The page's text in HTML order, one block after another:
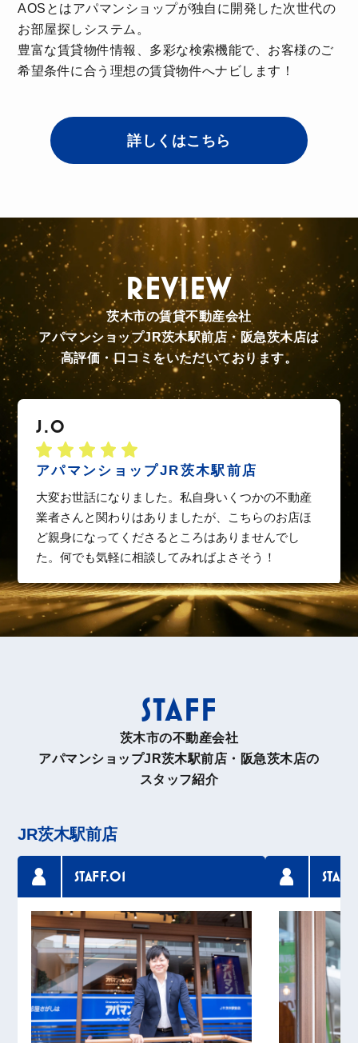
AOSとはアパマンショップが独自に開発した次世代の
お部屋探しシステム。
豊富な賃貸物件情報、多彩な検索機能で、お客様のご
希望条件に合う理想の賃貸物件へナビします！
詳しくはこちら
REVIEW
茨木市の賃貸不動産会社
アパマンショップJR茨木駅前店・阪急茨木店は
高評価・口コミをいただいております。
J.O
アパマンショップJR茨木駅前店
大変お世話になりました。私自身いくつかの不動産
業者さんと関わりはありましたが、こちらのお店ほ
ど親身になってくださるところはありませんでし
た。何でも気軽に相談してみればよさそう！
Y.S
応してくださった方がすごく感じのよい方で提案を
適度にしてもらえて家を探しやすかったです！！お
かげさまでスムーズに契約までいけて、バタバタせ
N
アパマンショップJR茨木駅前店
た。担当者含め、みなさん親切丁寧、ユーモアもあ
り、安心して家探しできました✨
A.H
STAFF
茨木市の不動産会社
アパマンショップJR茨木駅前店・阪急茨木店の
スタッフ紹介
JR茨木駅前店
STAFF.01